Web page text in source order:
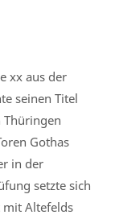
xx aus der
seinen Titel
Thüringen
Gothas
in der
setzte sich
mit Altefelds